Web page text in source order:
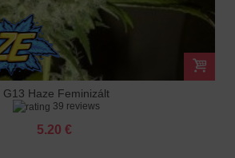
G13 Haze Feminizált
39 reviews
5.20 €